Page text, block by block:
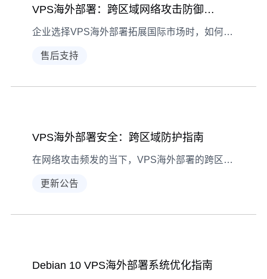
VPS海外部署：跨区域网络攻击防御实战指南
企业选择VPS海外部署拓展国际市场时，如何应对跨区域网络攻击？本文解析攻击特点、防御策略及持续优化方法，助力构建安全防护体系。
售后支持
VPS海外部署安全：跨区域防护指南
在网络攻击频发的当下，VPS海外部署的跨区域安全防护成了不少用户的必修课。本文从风险识别到策略落地，手把手教你构建多层级防护体系。
更新公告
Debian 10 VPS海外部署系统优化指南